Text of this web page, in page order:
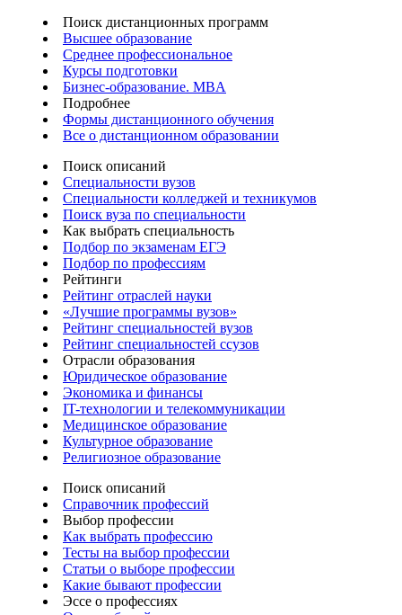
Поиск дистанционных программ
Высшее образование
Среднее профессиональное
Курсы подготовки
Бизнес-образование. MBA
Подробнее
Формы дистанционного обучения
Все о дистанционном образовании
Поиск описаний
Специальности вузов
Специальности колледжей и техникумов
Поиск вуза по специальности
Как выбрать специальность
Подбор по экзаменам ЕГЭ
Подбор по профессиям
Рейтинги
Рейтинг отраслей науки
«Лучшие программы вузов»
Рейтинг специальностей вузов
Рейтинг специальностей ссузов
Отрасли образования
Юридическое образование
Экономика и финансы
IT-технологии и телекоммуникации
Медицинское образование
Культурное образование
Религиозное образование
Поиск описаний
Справочник профессий
Выбор профессии
Как выбрать профессию
Тесты на выбор профессии
Статьи о выборе профессии
Какие бывают профессии
Эссе о профессиях